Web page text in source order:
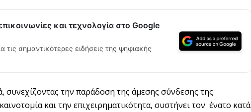
και τεχνολογία στο Google
τις σημαντικότερες ειδήσεις της ψηφιακής
συνεχίζοντας την παράδοση της άμεσης σύνδεσης της
και την επιχειρηματικότητα, συστήνει τον ένατο κατά